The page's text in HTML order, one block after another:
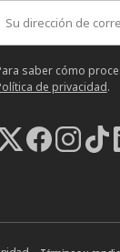
saber cómo
de privacidad.